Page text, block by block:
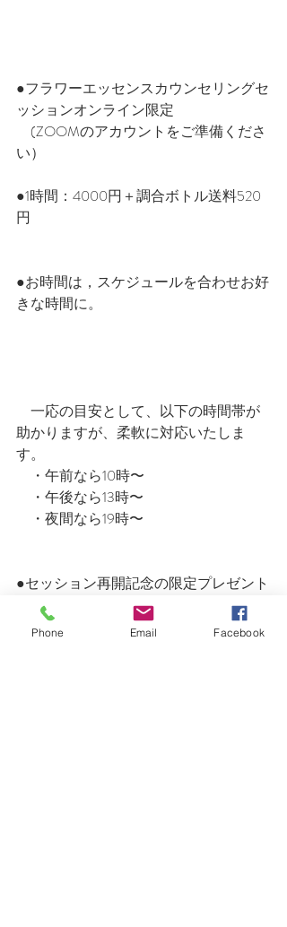
●フラワーエッセンスカウンセリングセ
ッションオンライン限定
(ZOOMのアカウントをご準備くださ
い）
●1時間：4000円＋調合ボトル送料520
円
●お時間は，スケジュールを合わせお好
きな時間に。
一応の目安として、以下の時間帯が
助かりますが、柔軟に対応いたしま
す。
・午前なら10時〜
・午後なら13時〜
・夜間なら19時〜
●セッション再開記念の限定プレゼント
として、
その方に必要なハーブティーのブレ
Phone Email Facebook